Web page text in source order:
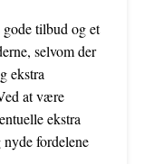
tilbud og et
selvom der
ekstra
at være
ekstra
fordelene